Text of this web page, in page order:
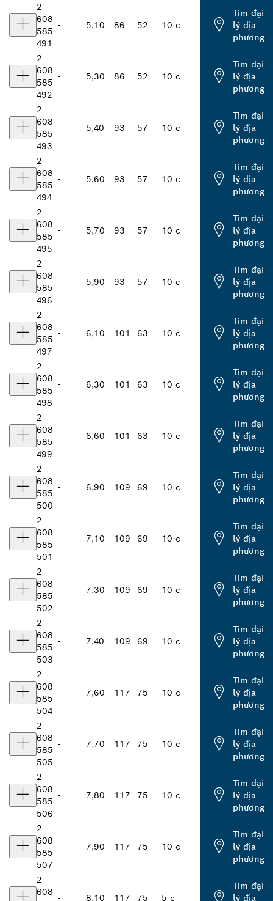
2
608
585
491
- 5,10 86 52 10 c
Tìm đại
lý địa
phương
2
608
585
492
- 5,30 86 52 10 c
Tìm đại
lý địa
phương
2
608
585
493
- 5,40 93 57 10 c
Tìm đại
lý địa
phương
2
608
585
494
- 5,60 93 57 10 c
Tìm đại
lý địa
phương
2
608
585
495
- 5,70 93 57 10 c
Tìm đại
lý địa
phương
2
608
585
496
- 5,90 93 57 10 c
Tìm đại
lý địa
phương
2
608
585
497
- 6,10 101 63 10 c
Tìm đại
lý địa
phương
2
608
585
498
- 6,30 101 63 10 c
Tìm đại
lý địa
phương
2
608
585
499
- 6,60 101 63 10 c
Tìm đại
lý địa
phương
2
608
585
500
- 6,90 109 69 10 c
Tìm đại
lý địa
phương
2
608
585
501
- 7,10 109 69 10 c
Tìm đại
lý địa
phương
2
608
585
502
- 7,30 109 69 10 c
Tìm đại
lý địa
phương
2
608
585
503
- 7,40 109 69 10 c
Tìm đại
lý địa
phương
2
608
585
504
- 7,60 117 75 10 c
Tìm đại
lý địa
phương
2
608
585
505
- 7,70 117 75 10 c
Tìm đại
lý địa
phương
2
608
585
506
- 7,80 117 75 10 c
Tìm đại
lý địa
phương
2
608
585
507
- 7,90 117 75 10 c
Tìm đại
lý địa
phương
2
608
- 8,10 117 75 5 c
Tìm đại
lý địa